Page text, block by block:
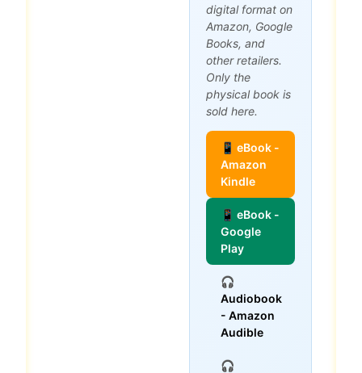
digital format on
Amazon, Google
Books, and
other retailers.
Only the
physical book is
sold here.
📱 eBook -
Amazon
Kindle
📱 eBook -
Google
Play
🎧
Audiobook
- Amazon
Audible
🎧